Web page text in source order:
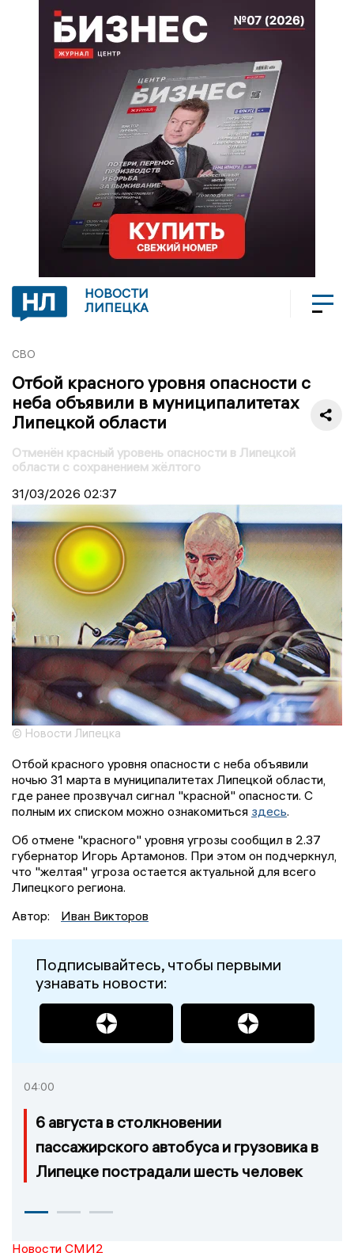
НОВОСТИ
ЛИПЕЦКА
СВО
Отбой красного уровня опасности с
неба объявили в муниципалитетах
Липецкой области
Отменён красный уровень опасности в Липецкой
области с сохранением жёлтого
31/03/2026 02:37
© Новости Липецка
Отбой красного уровня опасности с неба объявили
ночью 31 марта в муниципалитетах Липецкой области,
где ранее прозвучал сигнал "красной" опасности. С
полным их списком можно ознакомиться здесь.
Об отмене "красного" уровня угрозы сообщил в 2.37
губернатор Игорь Артамонов. При этом он подчеркнул,
что "желтая" угроза остается актуальной для всего
Липецкого региона.
Автор:
Иван Викторов
Подписывайтесь, чтобы первыми
узнавать новости:
04:00
6 августа в столкновении
пассажирского автобуса и грузовика в
Липецке пострадали шесть человек
Новости СМИ2